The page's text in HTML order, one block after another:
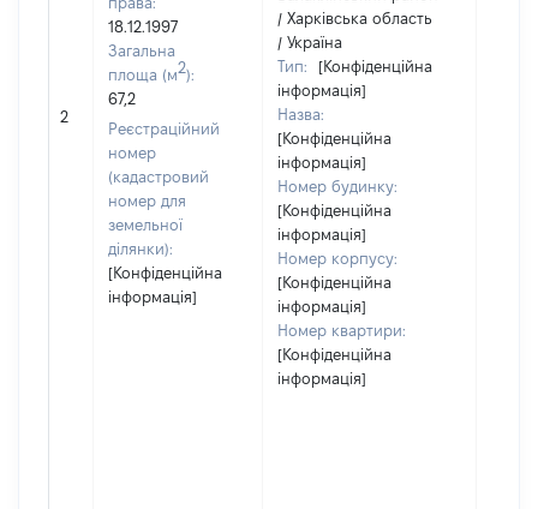
2
18.12.1997
Загальна
площа (м2):
67,2
Реєстраційний
номер
(кадастровий
номер для
земельної
ділянки):
[Конфіденційна
інформація]
/ Харківська область
/ Україна
Тип:
[Конфіденційна
інформація]
Назва:
[Конфіденційна
інформація]
Номер будинку:
[Конфіденційна
інформація]
Номер корпусу:
[Конфіденційна
інформація]
Номер квартири:
[Конфіденційна
інформація]